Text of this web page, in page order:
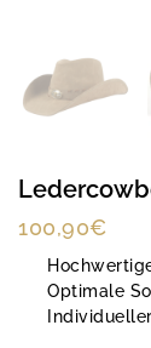
100,90€
Optimale